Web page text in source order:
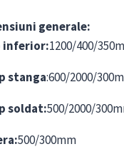
generale:
inferior:1200/400/
stanga:600/2000/
soldat:500/2000/
500/300mm